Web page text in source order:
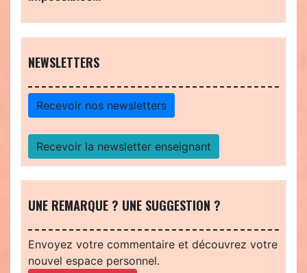
NEWSLETTERS
Recevoir nos newsletters
Recevoir la newsletter enseignant
UNE REMARQUE ? UNE SUGGESTION ?
Envoyez votre commentaire et découvrez votre
nouvel espace personnel.